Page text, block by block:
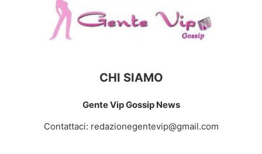
CHI SIAMO
Gente Vip Gossip News
Contattaci: redazionegentevip@gmail.com